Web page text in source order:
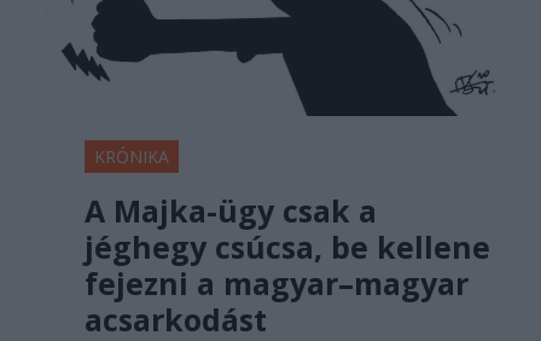
KRÓNIKA
A Majka-ügy csak a
jéghegy csúcsa, be kellene
fejezni a magyar–magyar
acsarkodást